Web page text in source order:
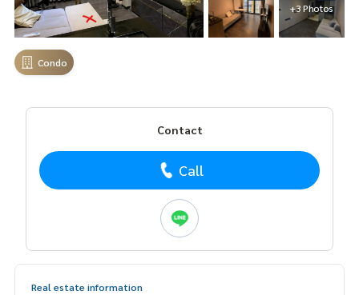
+3 Photos
Condo
Contact
Call
Real estate information